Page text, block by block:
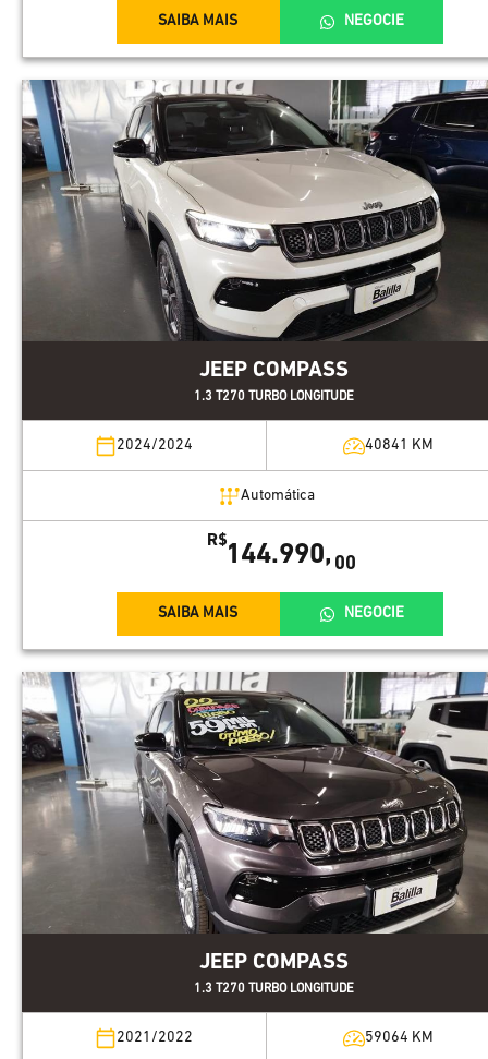
SAIBA MAIS NEGOCIE
JEEP COMPASS
1.3 T270 TURBO LONGITUDE
2024/2024 40841 KM
Automática
R$
144.990, 00
SAIBA MAIS NEGOCIE
JEEP COMPASS
1.3 T270 TURBO LONGITUDE
2021/2022 59064 KM